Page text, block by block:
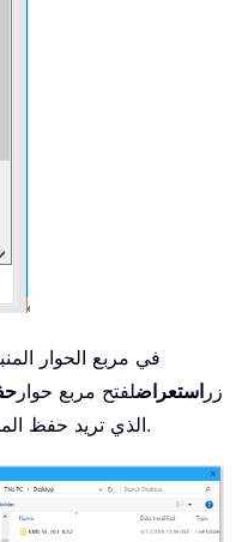
2. في مربع الحوار
زر استعراضلفتح مربع حوار
الذي تريد حفظ.